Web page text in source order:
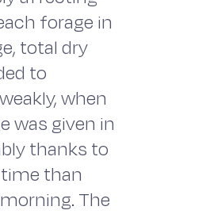
forage in
total dry
to
when
was given in
thanks to
than
The